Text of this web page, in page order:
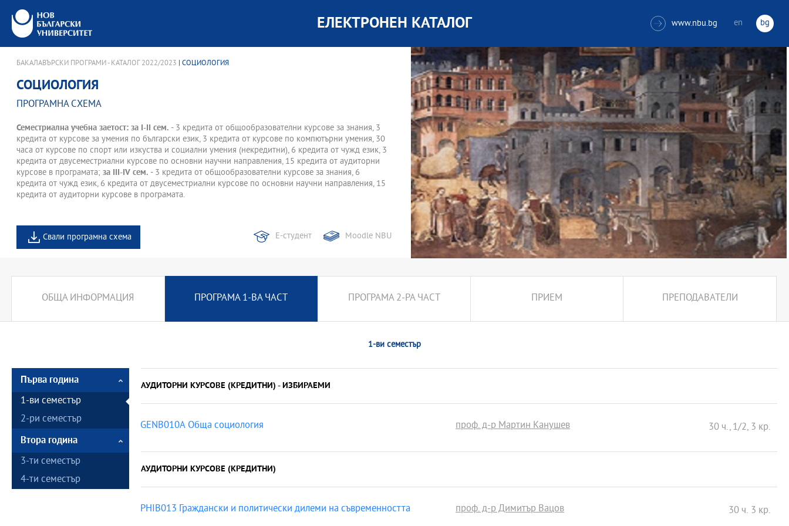
ЕЛЕКТРОНЕН КАТАЛОГ  www.nbu.bg en bg
БАКАЛАВЪРСКИ ПРОГРАМИ - КАТАЛОГ 2022/2023 | СОЦИОЛОГИЯ
СОЦИОЛОГИЯ
ПРОГРАМНА СХЕМА
Семестриална учебна заетост: за І-II сем. - 3 кредита от общообразователни курсове за знания, 3
кредита от курсове за умения по български език, 3 кредита от курсове по компютърни умения, 30
часа от курсове по спорт или изкуства и социални умения (некредитни), 6 кредита от чужд език, 3
кредита от двусеместриални курсове по основни научни направления, 15 кредита от аудиторни
курсове в програмата;за III-IV сем. - 3 кредита от общообразователни курсове за знания, 6
кредита от чужд език, 6 кредита от двусеместриални курсове по основни научни направления, 15
кредита от аудиторни курсове в програмата.
Свали програмна схема Е-студент Moodle NBU
ОБЩА ИНФОРМАЦИЯ ПРОГРАМА 1-ВА ЧАСТ ПРОГРАМА 2-РА ЧАСТ ПРИЕМ ПРЕПОДАВАТЕЛИ
1-ви семестър
Първа година
1-ви семестър
2-ри семестър
Втора година
3-ти семестър
4-ти семестър
АУДИТОРНИ КУРСОВЕ (КРЕДИТНИ) - ИЗБИРАЕМИ
GENB010A Обща социология проф. д-р Мартин Канушев 30 ч., 1/2, 3 кр.
АУДИТОРНИ КУРСОВЕ (КРЕДИТНИ)
PHIB013 Граждански и политически дилеми на съвременността проф. д-р Димитър Вацов 30 ч. 3 кр.